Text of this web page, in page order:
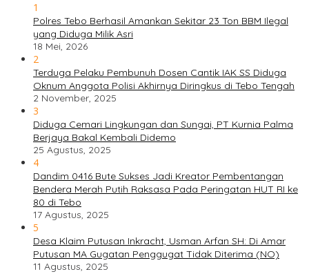
1
Polres Tebo Berhasil Amankan Sekitar 23 Ton BBM Ilegal
yang Diduga Milik Asri
18 Mei, 2026
2
Terduga Pelaku Pembunuh Dosen Cantik IAK SS Diduga
Oknum Anggota Polisi Akhirnya Diringkus di Tebo Tengah
2 November, 2025
3
Diduga Cemari Lingkungan dan Sungai, PT Kurnia Palma
Berjaya Bakal Kembali Didemo
25 Agustus, 2025
4
Dandim 0416 Bute Sukses Jadi Kreator Pembentangan
Bendera Merah Putih Raksasa Pada Peringatan HUT RI ke
80 di Tebo
17 Agustus, 2025
5
Desa Klaim Putusan Inkracht, Usman Arfan SH: Di Amar
Putusan MA Gugatan Penggugat Tidak Diterima (NO)
11 Agustus, 2025